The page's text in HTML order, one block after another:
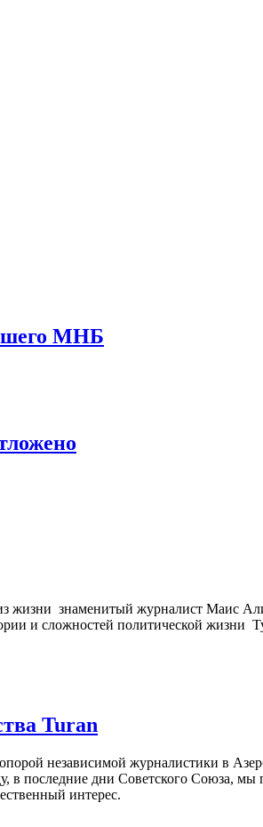
МНБ
жизни знаменитый журналист Маис
и сложностей политической жизни
Turan
независимой журналистики в
в последние дни Советского Союза,
интерес.